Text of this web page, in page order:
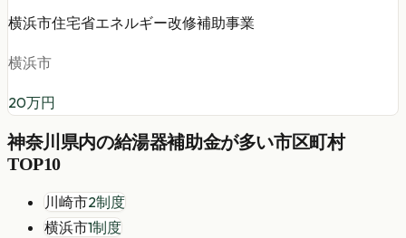
横浜市住宅省エネルギー改修補助事業
横浜市
20万円
神奈川県内の給湯器補助金が多い市区町村
TOP10
川崎市2制度
横浜市1制度